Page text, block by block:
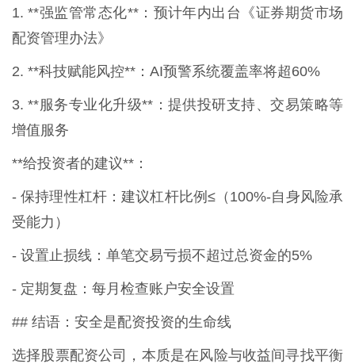
1. **强监管常态化**：预计年内出台《证券期货市场
配资管理办法》
2. **科技赋能风控**：AI预警系统覆盖率将超60%
3. **服务专业化升级**：提供投研支持、交易策略等
增值服务
**给投资者的建议**：
- 保持理性杠杆：建议杠杆比例≤（100%-自身风险承
受能力）
- 设置止损线：单笔交易亏损不超过总资金的5%
- 定期复盘：每月检查账户安全设置
## 结语：安全是配资投资的生命线
选择股票配资公司，本质是在风险与收益间寻找平衡